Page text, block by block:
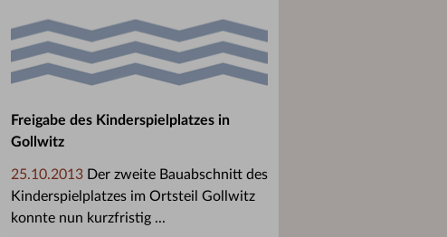
Freigabe des Kinderspielplatzes in
Gollwitz
25.10.2013 Der zweite Bauabschnitt des
Kinderspielplatzes im Ortsteil Gollwitz
konnte nun kurzfristig ...